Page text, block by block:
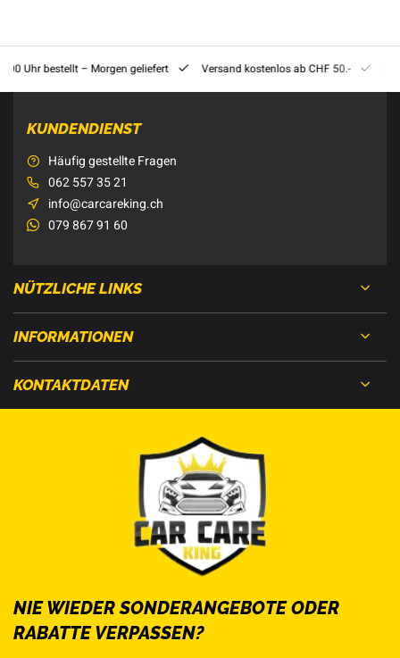
Uhr bestellt – Morgen geliefert Versand kostenlos ab CHF 50.-
KUNDENDIENST
Häufig gestellte Fragen
062 557 35 21
info@carcareking.ch
079 867 91 60
NÜTZLICHE LINKS
INFORMATIONEN
KONTAKTDATEN
NIE WIEDER SONDERANGEBOTE ODER
RABATTE VERPASSEN?